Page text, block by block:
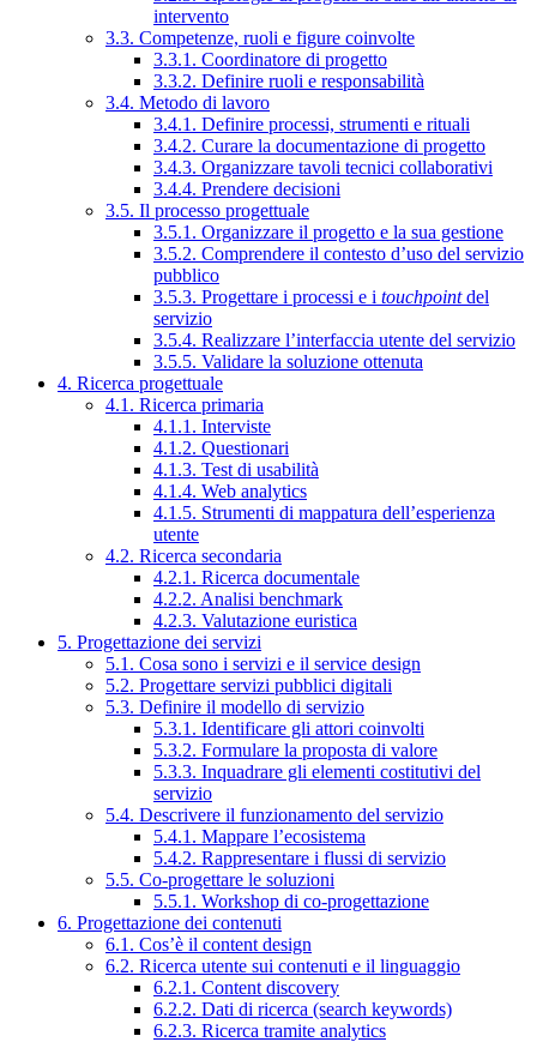
intervento
3.3. Competenze, ruoli e figure coinvolte
3.3.1. Coordinatore di progetto
3.3.2. Definire ruoli e responsabilità
3.4. Metodo di lavoro
3.4.1. Definire processi, strumenti e rituali
3.4.2. Curare la documentazione di progetto
3.4.3. Organizzare tavoli tecnici collaborativi
3.4.4. Prendere decisioni
3.5. Il processo progettuale
3.5.1. Organizzare il progetto e la sua gestione
3.5.2. Comprendere il contesto d’uso del servizio
pubblico
3.5.3. Progettare i processi e i touchpointdel
servizio
3.5.4. Realizzare l’interfaccia utente del servizio
3.5.5. Validare la soluzione ottenuta
4. Ricerca progettuale
4.1. Ricerca primaria
4.1.1. Interviste
4.1.2. Questionari
4.1.3. Test di usabilità
4.1.4. Web analytics
4.1.5. Strumenti di mappatura dell’esperienza
utente
4.2. Ricerca secondaria
4.2.1. Ricerca documentale
4.2.2. Analisi benchmark
4.2.3. Valutazione euristica
5. Progettazione dei servizi
5.1. Cosa sono i servizi e il service design
5.2. Progettare servizi pubblici digitali
5.3. Definire il modello di servizio
5.3.1. Identificare gli attori coinvolti
5.3.2. Formulare la proposta di valore
5.3.3. Inquadrare gli elementi costitutivi del
servizio
5.4. Descrivere il funzionamento del servizio
5.4.1. Mappare l’ecosistema
5.4.2. Rappresentare i flussi di servizio
5.5. Co-progettare le soluzioni
5.5.1. Workshop di co-progettazione
6. Progettazione dei contenuti
6.1. Cos’è il content design
6.2. Ricerca utente sui contenuti e il linguaggio
6.2.1. Content discovery
6.2.2. Dati di ricerca (search keywords)
6.2.3. Ricerca tramite analytics